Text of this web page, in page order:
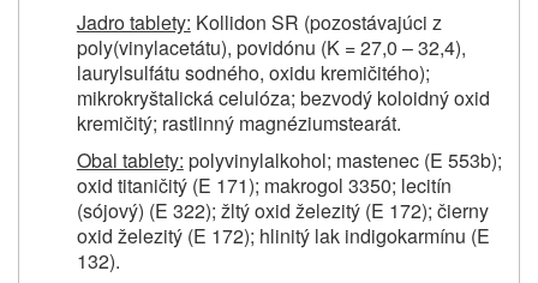
Jadro tablety: Kollidon SR (pozostávajúci z
poly(vinylacetátu), povidónu (K = 27,0 – 32,4),
laurylsulfátu sodného, oxidu kremičitého);
mikrokryštalická celulóza; bezvodý koloidný oxid
kremičitý; rastlinný magnéziumstearát.
Obal tablety: polyvinylalkohol; mastenec (E 553b);
oxid titaničitý (E 171); makrogol 3350; lecitín
(sójový) (E 322); žltý oxid železitý (E 172); čierny
oxid železitý (E 172); hlinitý lak indigokarmínu (E
132).